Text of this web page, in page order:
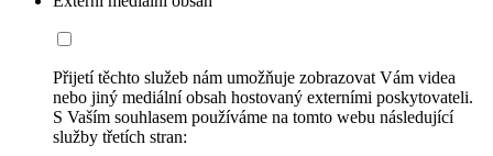
Přijetí těchto služeb nám umožňuje zobrazovat Vám videa
nebo jiný mediální obsah hostovaný externími poskytovateli.
S Vaším souhlasem používáme na tomto webu následující
služby třetích stran: